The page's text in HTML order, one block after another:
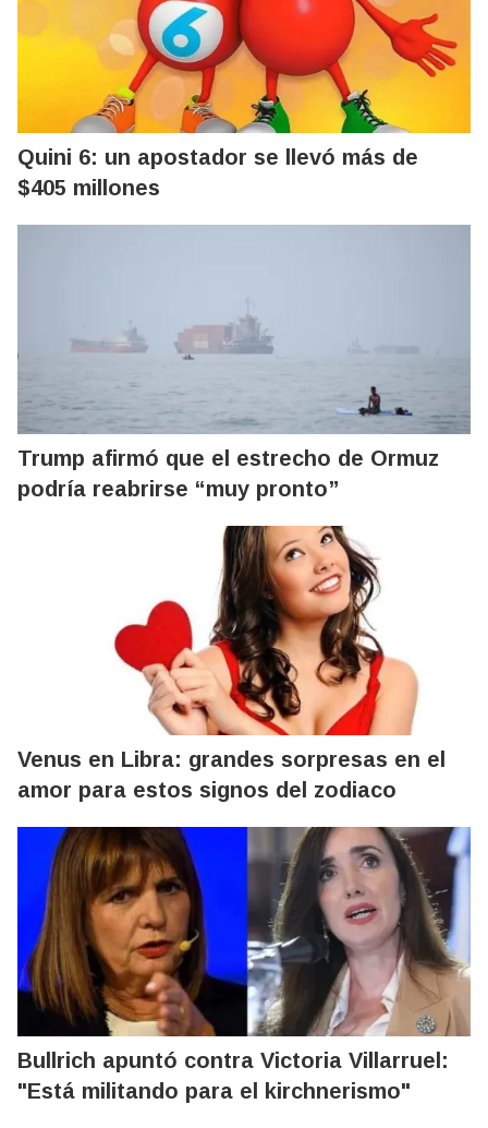
Quini 6: un apostador se llevó más de
$405 millones
Trump afirmó que el estrecho de Ormuz
podría reabrirse “muy pronto”
Venus en Libra: grandes sorpresas en el
amor para estos signos del zodiaco
Bullrich apuntó contra Victoria Villarruel:
"Está militando para el kirchnerismo"